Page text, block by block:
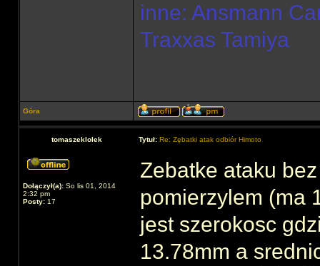
inne: Ansmann
Traxxas Tamiya
Góra
tomaszeklolek Tytuł: Re: Zębatki atak odbiór Himoto
Dołączył(a): So lis 01, 2014
2:32 pm
Posty: 17
Zebatke ataku
pomierzylem (ma
jest szerokosc
13.78mm a